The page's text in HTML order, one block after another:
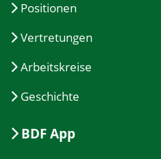
Positionen
Vertretungen
Arbeitskreise
Geschichte
BDF App